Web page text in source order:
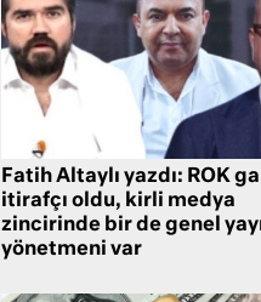
Fatih Altaylı yazdı: ROK
itirafçı oldu, kirli medya
zincirinde bir de genel
yönetmeni var